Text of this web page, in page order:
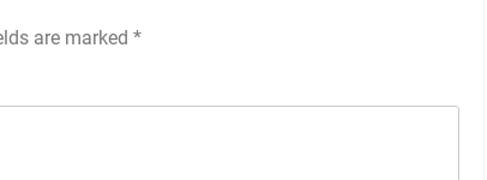
are marked *